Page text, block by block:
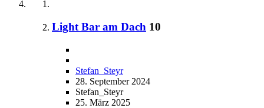
Light Bar am Dach 10
Stefan_Steyr
28. September 2024
Stefan_Steyr
25. März 2025